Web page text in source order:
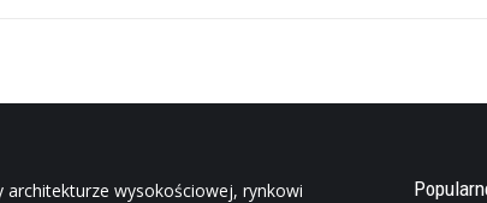
wysokościowej, rynkowi